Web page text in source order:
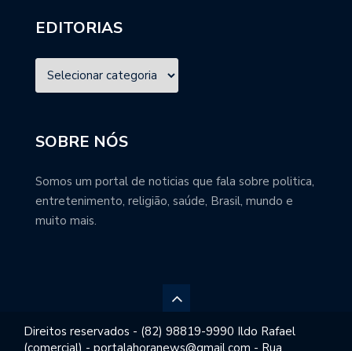
EDITORIAS
SOBRE NÓS
Somos um portal de noticias que fala sobre politica,
entretenimento, religião, saúde, Brasil, mundo e
muito mais.
Direitos reservados - (82) 98819-9990 Ildo Rafael
(comercial) - portalahoranews@gmail.com - Rua